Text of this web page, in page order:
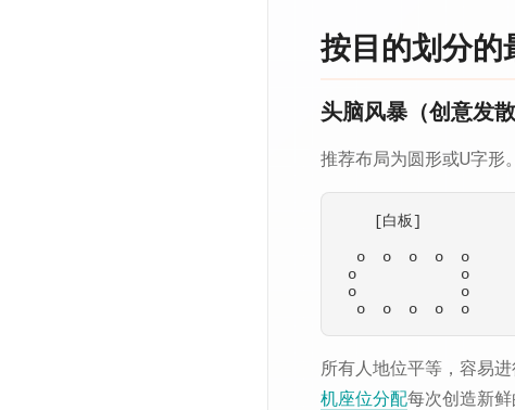
按目的划分的
头脑风暴（创意发散
推荐布局为圆形或U字形。
    [白板]
  o  o  o  o  o
o            o
o            o
所有人地位平等，容易
机座位分配每次创造新鲜